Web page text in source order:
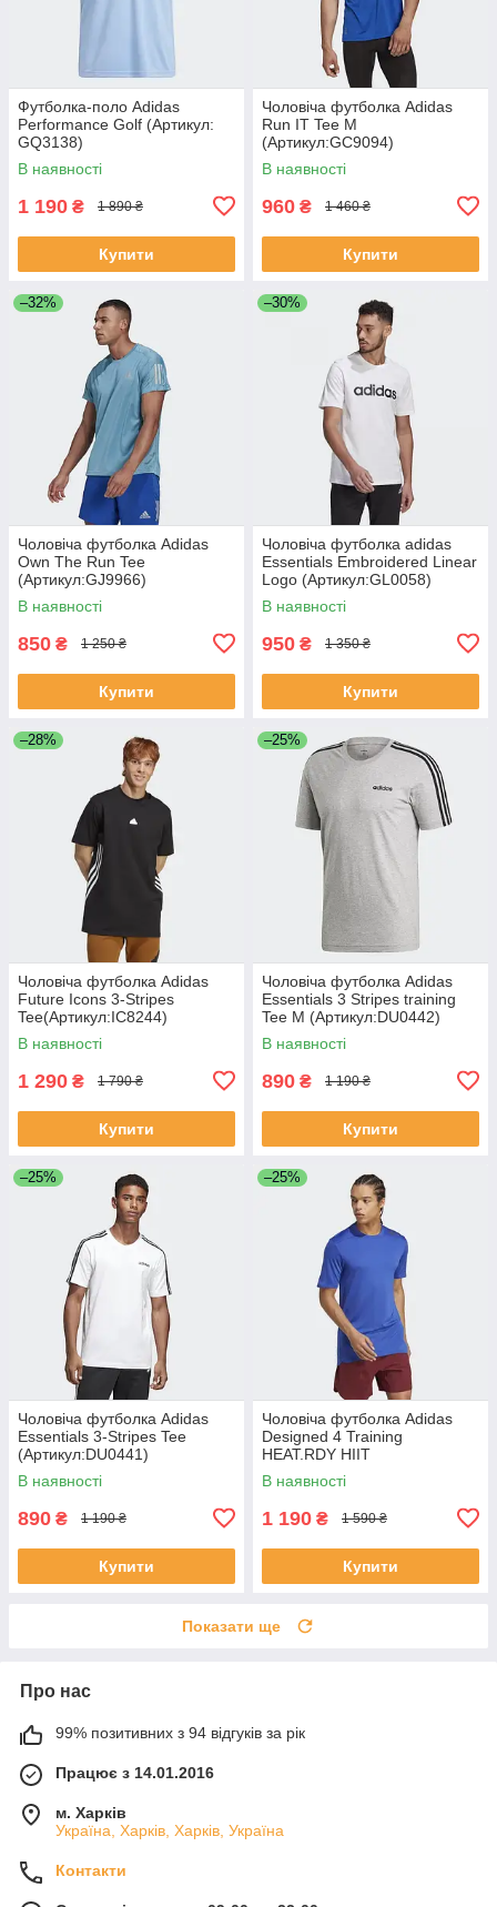
Футболка-поло Adidas
Performance Golf (Артикул:
GQ3138)
В наявності
1 190 ₴ 1 890 ₴
Купити
Чоловіча футболка Adidas
Run IT Tee M
(Артикул:GC9094)
В наявності
960 ₴ 1 460 ₴
Купити
–32%
Чоловіча футболка Adidas
Own The Run Tee
(Артикул:GJ9966)
В наявності
850 ₴ 1 250 ₴
Купити
–30%
Чоловіча футболка adidas
Essentials Embroidered Linear
Logo (Артикул:GL0058)
В наявності
950 ₴ 1 350 ₴
Купити
–28%
Чоловіча футболка Adidas
Future Icons 3-Stripes
Tee(Артикул:IC8244)
В наявності
1 290 ₴ 1 790 ₴
Купити
–25%
Чоловіча футболка Adidas
Essentials 3 Stripes training
Tee M (Артикул:DU0442)
В наявності
890 ₴ 1 190 ₴
Купити
–25%
Чоловіча футболка Adidas
Essentials 3-Stripes Tee
(Артикул:DU0441)
В наявності
890 ₴ 1 190 ₴
Купити
–25%
Чоловіча футболка Adidas
Designed 4 Training
HEAT.RDY HIIT
Performance(Артикул:IB9094)
В наявності
1 190 ₴ 1 590 ₴
Купити
Показати ще
Про нас
99% позитивних з 94 відгуків за рік
Працює з 14.01.2016
м. Харків
Україна, Харків, Харків, Україна
Контакти